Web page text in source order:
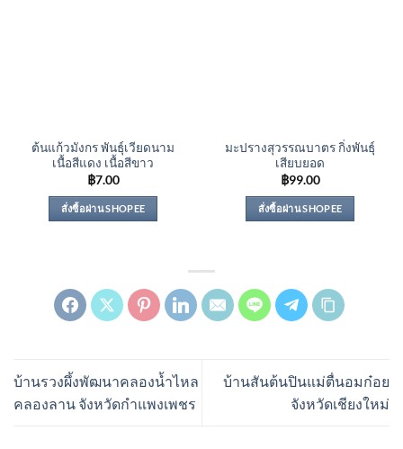
ต้นแก้วมังกร พันธุ์เวียดนาม
เนื้อสีแดง เนื้อสีขาว
฿7.00
สั่งซื้อผ่าน SHOPEE
มะปรางสุวรรณบาตร กิ่งพันธุ์
เสียบยอด
฿99.00
สั่งซื้อผ่าน SHOPEE
บ้านรวงผึ้งพัฒนาคลองน้ำไหล
คลองลาน จังหวัดกำแพงเพชร
บ้านสันต้นปินแม่ตื่นอมก๋อย
จังหวัดเชียงใหม่